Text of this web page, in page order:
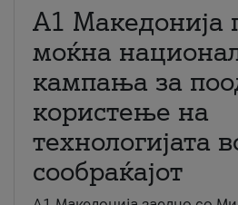
A1 Македонија
моќна
кампања за
користење на
технологијата
сообраќајот